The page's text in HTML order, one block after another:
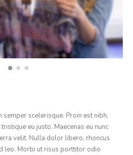
scelerisque. Proin est nibh,
eu justo. Maecenas eu nunc
velit. Nulla dolor libero, rhoncus
leo. Morbi ut risus porttitor odio